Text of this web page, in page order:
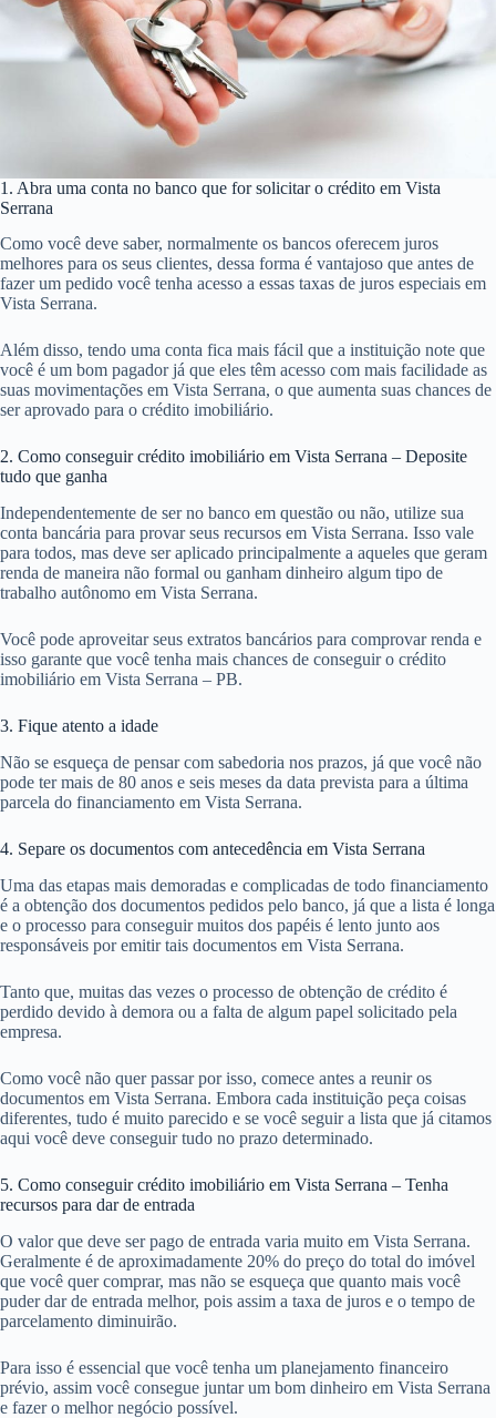
1. Abra uma conta no banco que for solicitar o crédito em Vista
Serrana
Como você deve saber, normalmente os bancos oferecem juros
melhores para os seus clientes, dessa forma é vantajoso que antes de
fazer um pedido você tenha acesso a essas taxas de juros especiais em
Vista Serrana.
Além disso, tendo uma conta fica mais fácil que a instituição note que
você é um bom pagador já que eles têm acesso com mais facilidade as
suas movimentações em Vista Serrana, o que aumenta suas chances de
ser aprovado para o crédito imobiliário.
2. Como conseguir crédito imobiliário em Vista Serrana – Deposite
tudo que ganha
Independentemente de ser no banco em questão ou não, utilize sua
conta bancária para provar seus recursos em Vista Serrana. Isso vale
para todos, mas deve ser aplicado principalmente a aqueles que geram
renda de maneira não formal ou ganham dinheiro algum tipo de
trabalho autônomo em Vista Serrana.
Você pode aproveitar seus extratos bancários para comprovar renda e
isso garante que você tenha mais chances de conseguir o crédito
imobiliário em Vista Serrana – PB.
3. Fique atento a idade
Não se esqueça de pensar com sabedoria nos prazos, já que você não
pode ter mais de 80 anos e seis meses da data prevista para a última
parcela do financiamento em Vista Serrana.
4. Separe os documentos com antecedência em Vista Serrana
Uma das etapas mais demoradas e complicadas de todo financiamento
é a obtenção dos documentos pedidos pelo banco, já que a lista é longa
e o processo para conseguir muitos dos papéis é lento junto aos
responsáveis por emitir tais documentos em Vista Serrana.
Tanto que, muitas das vezes o processo de obtenção de crédito é
perdido devido à demora ou a falta de algum papel solicitado pela
empresa.
Como você não quer passar por isso, comece antes a reunir os
documentos em Vista Serrana. Embora cada instituição peça coisas
diferentes, tudo é muito parecido e se você seguir a lista que já citamos
aqui você deve conseguir tudo no prazo determinado.
5. Como conseguir crédito imobiliário em Vista Serrana – Tenha
recursos para dar de entrada
O valor que deve ser pago de entrada varia muito em Vista Serrana.
Geralmente é de aproximadamente 20% do preço do total do imóvel
que você quer comprar, mas não se esqueça que quanto mais você
puder dar de entrada melhor, pois assim a taxa de juros e o tempo de
parcelamento diminuirão.
Para isso é essencial que você tenha um planejamento financeiro
prévio, assim você consegue juntar um bom dinheiro em Vista Serrana
e fazer o melhor negócio possível.